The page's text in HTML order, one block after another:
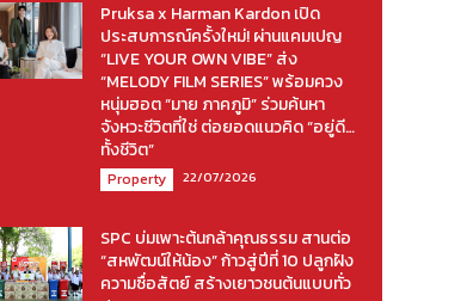
Pruksa x Harman Kardon เปิด
ประสบการณ์ครั้งใหม่! ผ่านแคมเปญ
“LIVE YOUR OWN VIBE” ส่ง
“MELODY FILM SERIES” พร้อมควง
หนุ่มฮอต “มาย ภาคภูมิ” ร่วมค้นหา
จังหวะชีวิตที่ใช่ ต่อยอดแนวคิด “อยู่ดี…
ทั้งชีวิต”
Property 22/07/2026
SPC บ่มเพาะต้นกล้าคุณธรรม สานต่อ
“สหพัฒน์ให้น้อง” ก้าวสู่ปีที่ 10 ปลูกฝัง
ความซื่อสัตย์ สร้างเยาวชนต้นแบบทั่ว